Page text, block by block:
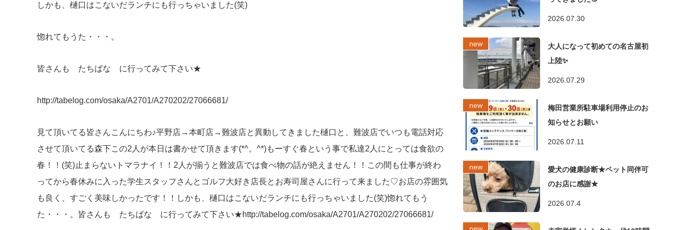
しかも、樋口はこないだランチにも行っちゃいました(笑)
惚れてもうた・・・。
皆さんも たちばな に行ってみて下さい★
http://tabelog.com/osaka/A2701/A270202/27066681/
見て頂いてる皆さんこんにちわ♪平野店→本町店→難波店と異動してきました樋口と、難波店でいつも電話対応
させて頂いてる森下この2人が本日は書かせて頂きます(*^。^*)もーすぐ春という事で私達2人にとっては食欲の
春！！(笑)止まらないトマラナイ！！2人が揃うと難波店では食べ物の話が絶えません！！この間も仕事が終わ
ってから春休みに入った学生スタッフさんとゴルフ大好き店長とお寿司屋さんに行って来ました♡お店の雰囲気
も良く、すごく美味しかったです！！しかも、樋口はこないだランチにも行っちゃいました(笑)惚れてもう
た・・・。皆さんも たちばな に行ってみて下さい★http://tabelog.com/osaka/A2701/A270202/27066681/
2026.07.30
大人になって初めての名古屋初
上陸✨
2026.07.29
梅田営業所駐車場利用停止のお
知らせとお願い
2026.07.11
愛犬の健康診断★ペット同伴可
のお店に感謝★
2026.07.4